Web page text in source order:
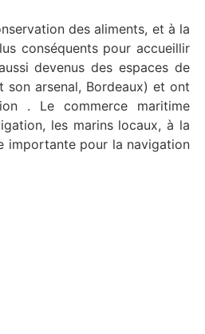
des aliments, et à la
conséquents pour accueillir
devenus des espaces de
arsenal, Bordeaux) et ont
. Le commerce maritime
les marins locaux, à la
importante pour la navigation